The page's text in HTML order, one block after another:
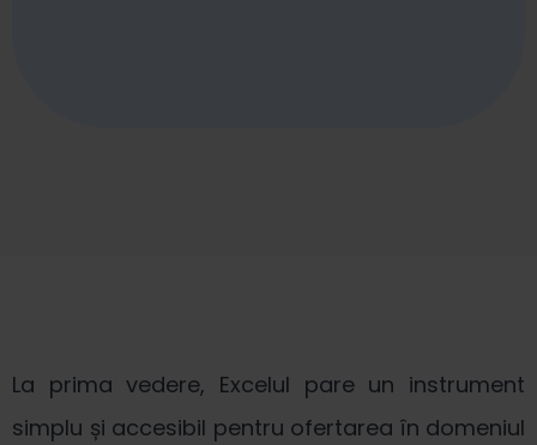
La prima vedere, Excelul pare un instrument
simplu și accesibil pentru ofertarea în domeniul